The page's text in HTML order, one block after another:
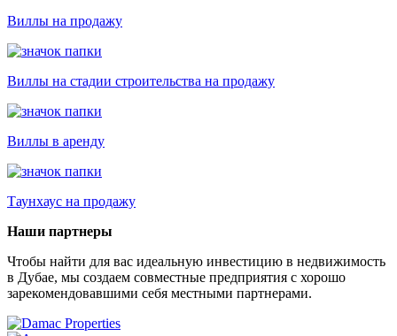
Виллы на продажу
Виллы на стадии строительства на продажу
Виллы в аренду
Таунхаус на продажу
Наши партнеры
Чтобы найти для вас идеальную инвестицию в недвижимость
в Дубае, мы создаем совместные предприятия с хорошо
зарекомендовавшими себя местными партнерами.